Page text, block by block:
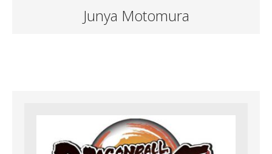
Junya Motomura